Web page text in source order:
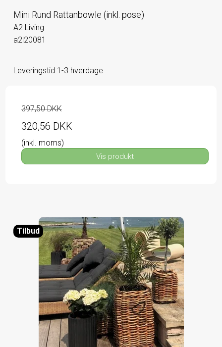
Mini Rund Rattanbowle (inkl. pose)
A2 Living
a2l20081
Leveringstid 1-3 hverdage
397,50 DKK
320,56 DKK
(inkl. moms)
Vis produkt
Tilbud